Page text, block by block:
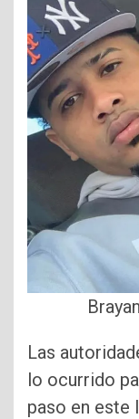
Las
lo ocurrido
paso en este